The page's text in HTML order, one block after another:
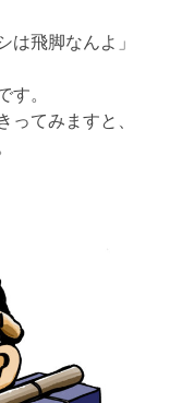
は飛脚なんよ」
す。
ってみますと、